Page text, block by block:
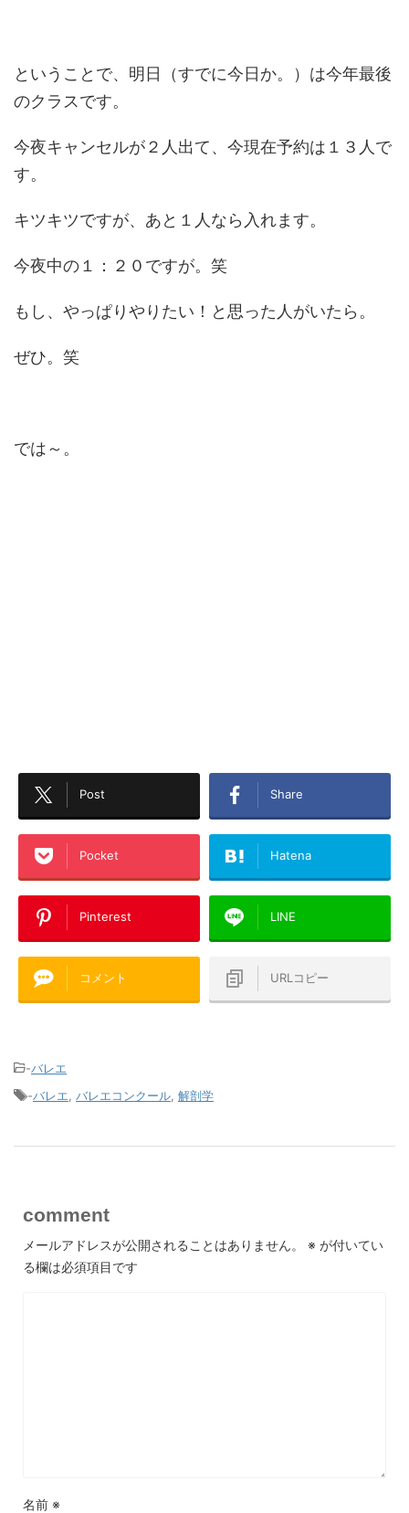
ということで、明日（すでに今日か。）は今年最後
のクラスです。
今夜キャンセルが２人出て、今現在予約は１３人で
す。
キツキツですが、あと１人なら入れます。
今夜中の１：２０ですが。笑
もし、やっぱりやりたい！と思った人がいたら。
ぜひ。笑
では～。
Post Share
Pocket Hatena
Pinterest LINE
コメント URLコピー
-バレエ
-バレエ バレエコンクール 解剖学
comment
メールアドレスが公開されることはありません。 ※ が付いてい
る欄は必須項目です
名前 ※